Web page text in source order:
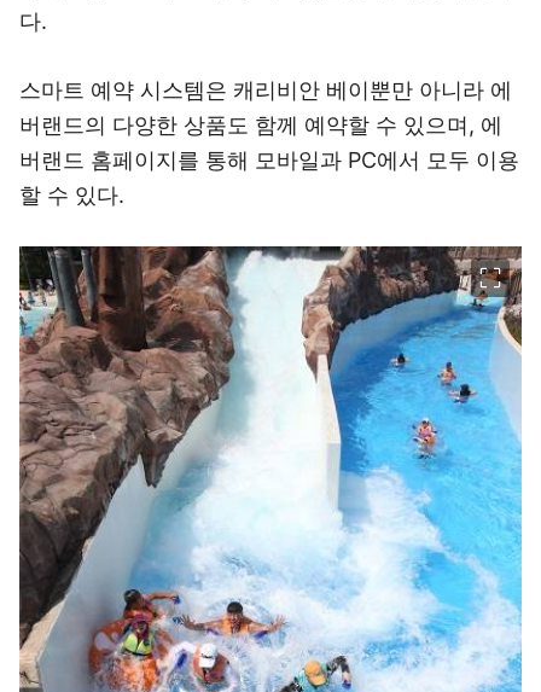
다.
스마트 예약 시스템은 캐리비안 베이뿐만 아니라 에
버랜드의 다양한 상품도 함께 예약할 수 있으며, 에
버랜드 홈페이지를 통해 모바일과 PC에서 모두 이용
할 수 있다.